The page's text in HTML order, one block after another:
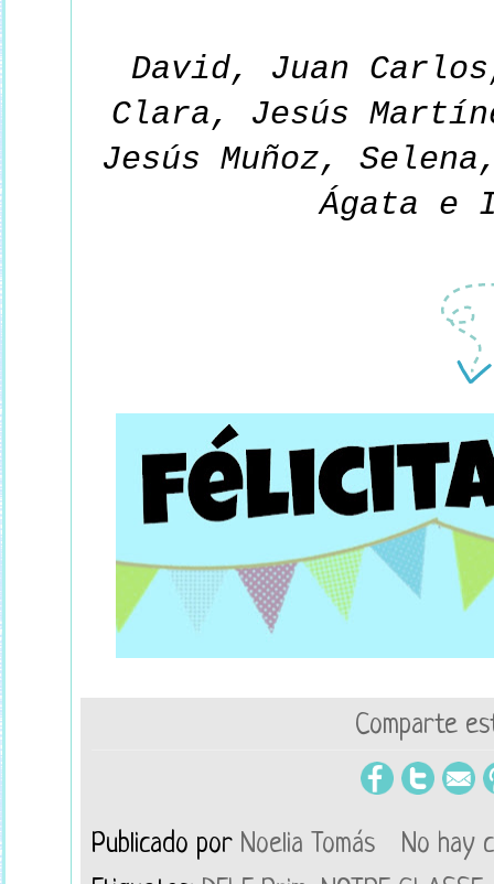
David, Juan
Clara, Jesús
Jesús Muñoz,
Ágata e
Comparte
Publicado por Noelia Tomás
No hay